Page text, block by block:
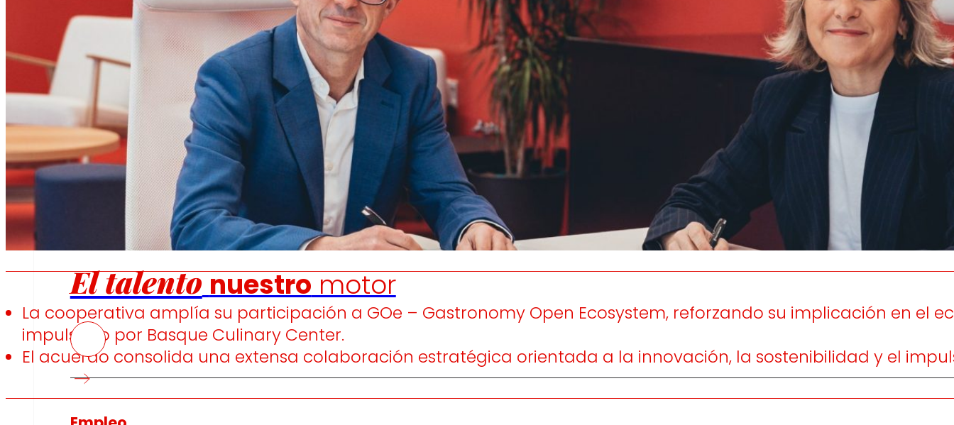
Fomentamos
alimentación saludable.
Generamos riqueza localy
solidaridad en el entorno.
Promovemos
satisfacción y el desarrollo
de las
trabajadoras.
Escuchamose
informamos
personas
El talento nuestro motor
La cooperativa amplía su participación a GOe – Gastronomy Open Ecosystem, reforzando su implicación en el
impulsado por Basque Culinary Center.
El acuerdo consolida una extensa colaboración estratégica orientada a la innovación, la sostenibilidad y el